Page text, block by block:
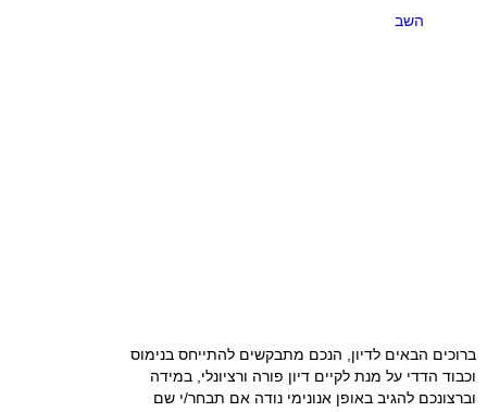
השב
ברוכים הבאים לדיון, הנכם מתבקשים להתייחס בנימוס
וכבוד הדדי על מנת לקיים דיון פורה ורציונלי, במידה
וברצונכם להגיב באופן אנונימי נודה אם תבחר/י שם